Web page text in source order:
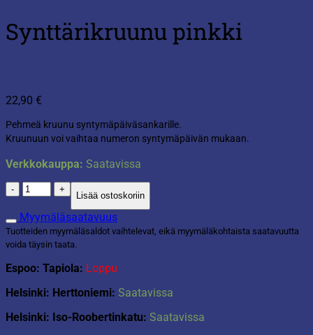
Synttärikruunu pinkki
22,90 €
Pehmeä kruunu syntymäpäiväsankarille.
Kruunuun voi vaihtaa numeron syntymäpäivän mukaan.
Verkkokauppa: Saatavissa
Synttärikruunu
pinkki
määrä
Lisää ostoskoriin
Myymäläsaatavuus
Tuotteiden myymäläsaldot vaihtelevat, eikä myymäläkohtaista saatavuutta
voida täysin taata.
Espoo: Tapiola: Loppu
Helsinki: Herttoniemi: Saatavissa
Helsinki: Iso-Roobertinkatu: Saatavissa